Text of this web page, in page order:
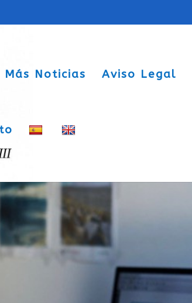
Más Noticias Aviso Legal